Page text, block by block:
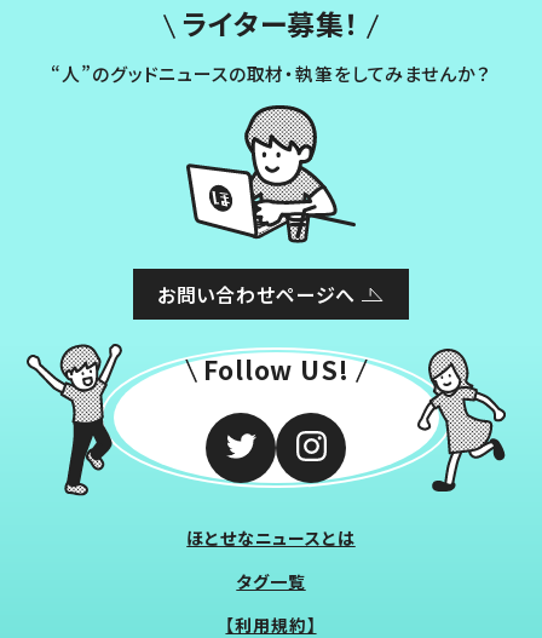
ライター募集！
“人”のグッドニュースの取材・執筆をしてみませんか？
お問い合わせページへ
Follow US!
ほとせなニュースとは
タグ一覧
【利用規約】